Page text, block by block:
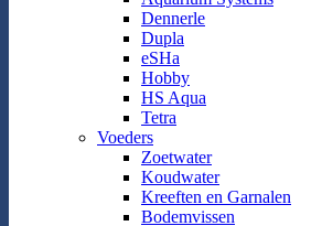
Dennerle
Dupla
eSHa
Hobby
HS Aqua
Tetra
Voeders
Zoetwater
Koudwater
Kreeften en Garnalen
Bodemvissen